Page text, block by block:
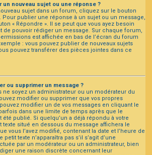
un nouveau sujet ou une réponse ?
sujet dans un forum, cliquez sur le bouton
Pour publier une réponse à un sujet ou un message,
« Répondre ». Il se peut que vous ayez besoin
de pouvoir rédiger un message. Sur chaque forum,
est affichée en bas de l’écran du forum
: vous pouvez publier de nouveaux sujets
pouvez transférer des pièces jointes dans ce
ou supprimer un message ?
ne soyez un administrateur ou un modérateur du
modifier ou supprimer que vos propres
modifier un de vos messages en cliquant le
dans une limite de temps après que le
été publié. Si quelqu’un a déjà répondu à votre
texte situé en dessous du message affichera le
vous l’avez modifié, contenant la date et l’heure de
petit texte n’apparaîtra pas s’il s’agit d’une
par un modérateur ou un administrateur, bien
une raison discrète concernant leur